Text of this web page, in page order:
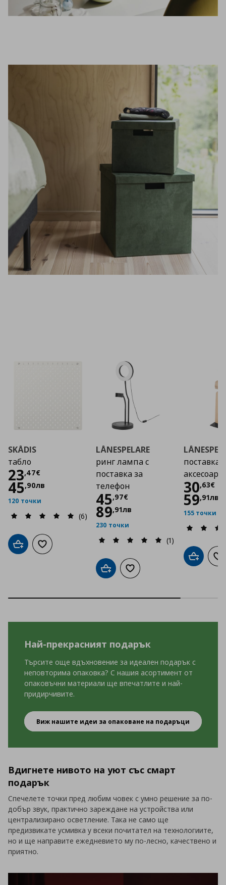
SKÅDIS
табло
23,47€
Цена 23,47 €
45,90лв
120 точки
(6)
Добави в кошницата
Добави към списъка с любими
LÅNESPELARE
ринг лампа с
поставка за
телефон
45,97€
Цена 45,97 €
89,91лв
230 точки
(1)
Добави в кошницата
Добави към списъка с
поставка
аксесоари
30,63€
Цена
59,91лв
155 точки
Добави
Най-прекрасният подарък
Търсите още вдъхновение за идеален подарък с
неповторима опаковка? С нашия асортимент от
опаковъчни материали ще впечатлите и най-
придирчивите.
Най-прекрасният подарък
Виж нашите идеи за опаковане на подаръци
Вдигнете нивото на уют със смарт
подарък
Спечелете точки пред любим човек с умно решение за по-
добър звук, практично зареждане на устройства или
централизирано осветление. Така не само ще
предизвикате усмивка у всеки почитател на технологиите,
но и ще направите ежедневието му по-лесно, качествено и
приятно.